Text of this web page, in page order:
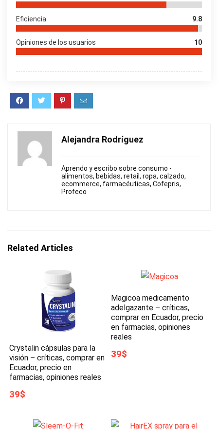
Eficiencia 9.8
Opiniones de los usuarios 10
Alejandra Rodríguez
Aprendo y escribo sobre consumo -
alimentos, bebidas, retail, ropa, calzado,
ecommerce, farmacéuticas, Cofepris,
Profeco
Related Articles
Crystalin cápsulas para la
visión – críticas, comprar en
Ecuador, precio en
farmacias, opiniones reales
39$
Magicoa medicamento
adelgazante – críticas,
comprar en Ecuador, precio
en farmacias, opiniones
reales
39$